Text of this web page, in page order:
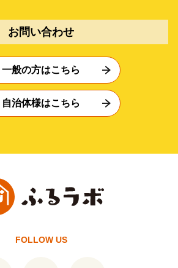
お問い合わせ
一般の方はこちら
自治体様はこちら
FOLLOW US